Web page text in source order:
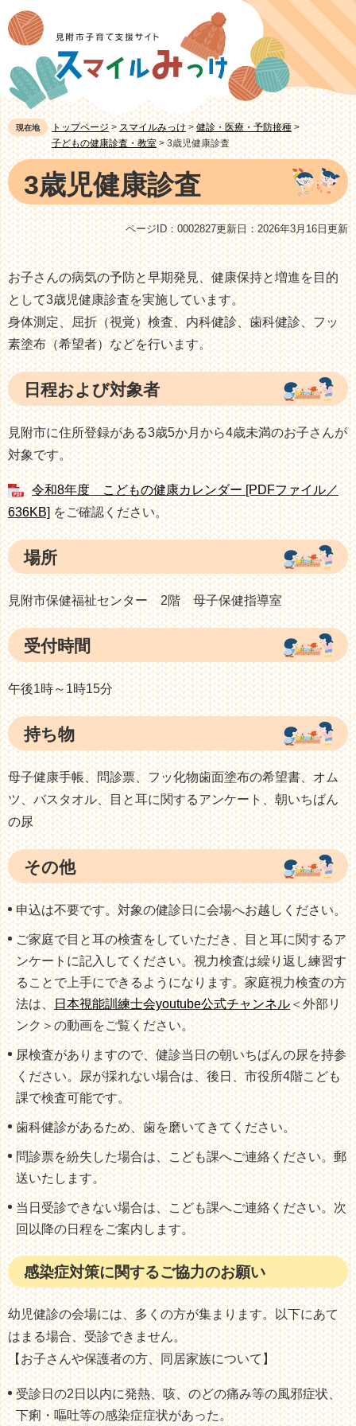
ー
の
先
頭
で
す。
ニ
ー
を
飛
ば
し
て
本
文
へ
現在地 トップページ >スマイルみっけ >健診・医療・予防接種>
子どもの健康診査・教室>3歳児健康診査
本
文
3歳児健康診査
ページID：0002827更新日：2026年3月16日更新
お子さんの病気の予防と早期発見、健康保持と増進を目的
として3歳児健康診査を実施しています。
身体測定、屈折（視覚）検査、内科健診、歯科健診、フッ
素塗布（希望者）などを行います。
日程および対象者
見附市に住所登録がある3歳5か月から4歳未満のお子さんが
対象です。
令和8年度 こどもの健康カレンダー [PDFファイル／
636KB]​をご確認ください。
場所
見附市保健福祉センター 2階 母子保健指導室
受付時間
午後1時～1時15分
持ち物
母子健康手帳、問診票、フッ化物歯面塗布の希望書、オム
ツ、バスタオル、目と耳に関するアンケート、朝いちばん
の尿
その他
申込は不要です。対象の健診日に会場へお越しください。
ご家庭で目と耳の検査をしていただき、目と耳に関するア
ンケートに記入してください。視力検査は繰り返し練習す
ることで上手にできるようになります。家庭視力検査の方
法は、日本視能訓練士会youtube公式チャンネル＜外部リ
ンク＞の動画をご覧ください。
尿検査がありますので、健診当日の朝いちばんの尿を持参
ください。尿が採れない場合は、後日、市役所4階こども
課で検査可能です。
歯科健診があるため、歯を磨いてきてください。
問診票を紛失した場合は、こども課へご連絡ください。郵
送いたします。
当日受診できない場合は、こども課へご連絡ください。次
回以降の日程をご案内します。
感染症対策に関するご協力のお願い
幼児健診の会場には、多くの方が集まります。以下にあて
はまる場合、受診できません。
【お子さんや保護者の方、同居家族について】
受診日の2日以内に発熱、咳、のどの痛み等の風邪症状、
下痢・嘔吐等の感染症症状があった。